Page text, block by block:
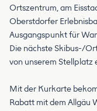
Ortszentrum, am
Oberstdorfer
Ausgangspunkt für
Die nächste Skibus-/
von unserem Stellplatz
Mit der Kurkarte
Rabatt mit dem Allgäu